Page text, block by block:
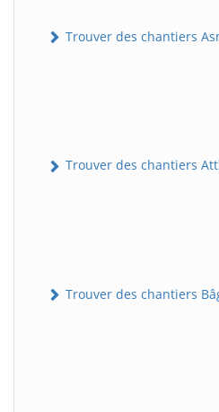
Trouver des chantiers
Trouver des chantiers
Trouver des chantiers